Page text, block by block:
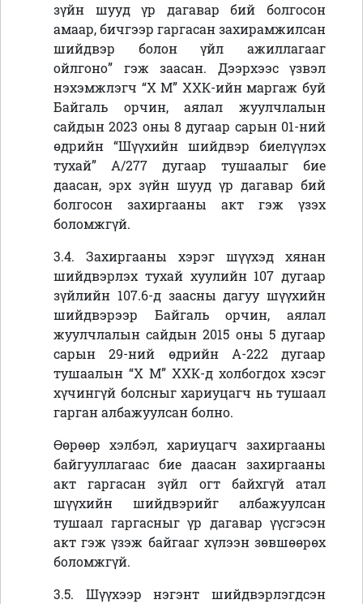
зүйн шууд үр дагавар бий болгосон
амаар, бичгээр гаргасан захирамжилсан
шийдвэр болон үйл ажиллагааг
ойлгоно” гэж заасан. Дээрхээс үзвэл
нэхэмжлэгч “Х М” ХХК-ийн маргаж буй
Байгаль орчин, аялал жуулчлалын
сайдын 2023 оны 8 дугаар сарын 01-ний
өдрийн “Шүүхийн шийдвэр биелүүлэх
тухай” А/277 дугаар тушаалыг бие
даасан, эрх зүйн шууд үр дагавар бий
болгосон захиргааны акт гэж үзэх
боломжгүй.
3.4. Захиргааны хэрэг шүүхэд хянан
шийдвэрлэх тухай хуулийн 107 дугаар
зүйлийн 107.6-д заасны дагуу шүүхийн
шийдвэрээр Байгаль орчин, аялал
жуулчлалын сайдын 2015 оны 5 дугаар
сарын 29-ний өдрийн А-222 дугаар
тушаалын “Х М” ХХК-д холбогдох хэсэг
хүчингүй болсныг хариуцагч нь тушаал
гарган албажуулсан болно.
Өөрөөр хэлбэл, хариуцагч захиргааны
байгууллагаас бие даасан захиргааны
акт гаргасан зүйл огт байхгүй атал
шүүхийн шийдвэрийг албажуулсан
тушаал гаргасныг үр дагавар үүсгэсэн
акт гэж үзэж байгааг хүлээн зөвшөөрөх
боломжгүй.
3.5. Шүүхээр нэгэнт шийдвэрлэгдсэн